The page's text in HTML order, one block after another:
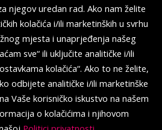
njegov uredan rad. Ako nam želite
kolačića i/ili marketinških u svrhu
mjesta i unaprjeđenja našeg
sve“ ili uključite analitičke i/ili
kolačića“. Ako to ne želite,
odbijete analitičke i/ili marketinške
Vaše korisničko iskustvo na našem
o kolačićima i njihovom